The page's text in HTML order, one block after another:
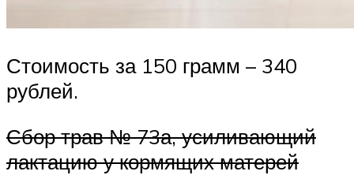
Стоимость за 150 грамм – 340
рублей.
Сбор трав № 73а, усиливающий
лактацию у кормящих матерей